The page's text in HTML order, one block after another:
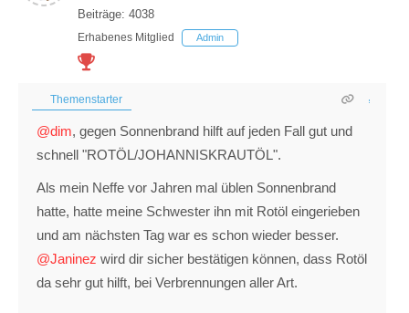
Beiträge: 4038
Erhabenes Mitglied Admin
Themenstarter
@dim, gegen Sonnenbrand hilft auf jeden Fall gut und
schnell "ROTÖL/JOHANNISKRAUTÖL".
Als mein Neffe vor Jahren mal üblen Sonnenbrand
hatte, hatte meine Schwester ihn mit Rotöl eingerieben
und am nächsten Tag war es schon wieder besser.
@Janinez wird dir sicher bestätigen können, dass Rotöl
da sehr gut hilft, bei Verbrennungen aller Art.